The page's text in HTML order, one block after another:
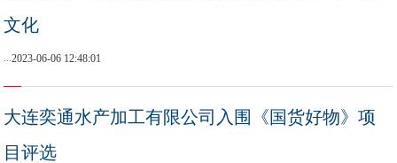
文化
...2023-06-06 12:48:01
大连奕通水产加工有限公司入围《国货好物》项
目评选